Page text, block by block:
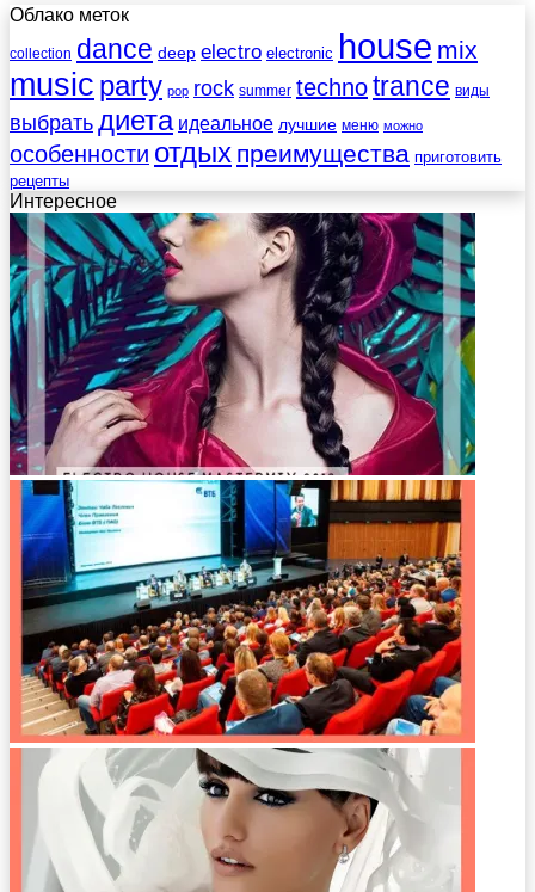
Облако меток
collection dance deep electro electronic house mix
music party pop rock summer technotrance виды
выбратьдиета идеальное лучшие меню можно
особенности отдых преимущества приготовить
рецепты
Интересное